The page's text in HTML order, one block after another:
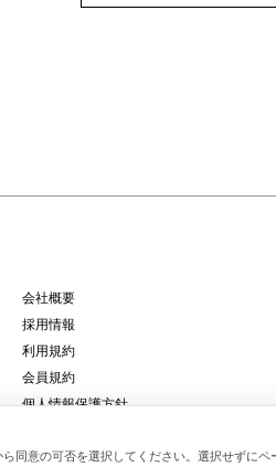
会社概要
採用情報
利用規約
会員規約
個人情報保護方針
特定商取引法に基づく通販の表記
同意の可否を選択してください。選択せずに